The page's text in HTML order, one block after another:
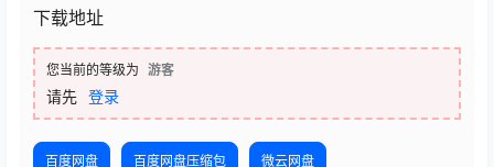
下载地址
您当前的等级为 游客
请先 登录
百度网盘 百度网盘压缩包 微云网盘